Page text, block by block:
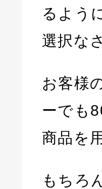
るよう
選択な
お客様
ーでも
商品を
もちろ